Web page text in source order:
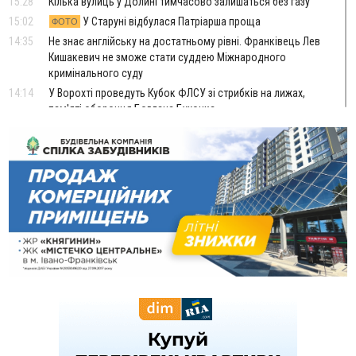
15:02
ФОТО
У Старуні відбулася Патріарша проща
14:35
Не знає англійську на достатньому рівні. Франківець Лев
Кишакевич не зможе стати суддею Міжнародного
кримінального суду
14:14
У Ворохті проведуть Кубок ФЛСУ зі стрибків на лижах,
пам'яті оборонця Богдана Бухонка
На Калущині розшукали чоловіка, який три дні
блукав у лісі
13:14
Боднар розповів про реакцію влади Польщі на атаки на
українців та про зміни після 23 серпня
12:31
ВІДЕО "Едельвейси" щемливо привітали рідну Коломию з
Днем міста
11:55
Вчора у Франківську, Коломиї, Долині та Яремче
зафіксували рекордну спеку
11:45
У Надвірній п'яна жінка побила малолітнього хлопчика: суд
У басейні Дністра встановилася гідрологічна посуха - рівні
води наблизилися до найнижчих показників
У Бурштині поблизу АЗС сталася масова бійка, поліція